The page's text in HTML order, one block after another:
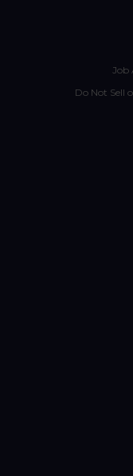
Job
Do Not Sell